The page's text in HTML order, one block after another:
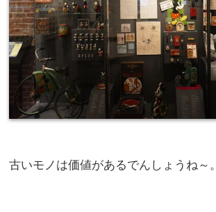
古いモノは価値があるでんしょうね～。